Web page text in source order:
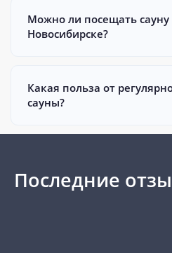
Можно ли посещать сауну
Новосибирске?
Какая польза от
сауны?
Последние